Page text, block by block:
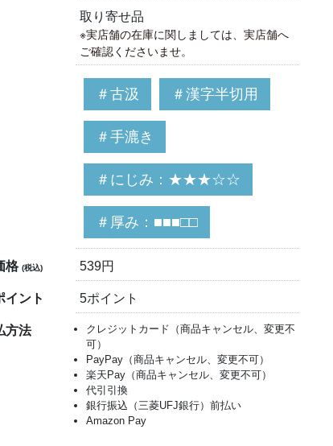
取り寄せ品
※実店舗の在庫に関しましては、実店舗へ
ご確認くださいませ。
＃古汲 ＃漢字半切用
＃手漉き
＃にじみ：★★★☆☆
＃厚み：■■■□□
格(税込) 539円
イント 5ポイント
方法
クレジットカード（商品キャンセル、変更不
可）
PayPay（商品キャンセル、変更不可）
楽天Pay（商品キャンセル、変更不可）
代引引換
銀行振込（三菱UFJ銀行）前払い
Amazon Pay